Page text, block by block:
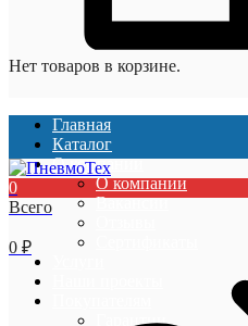
Нет товаров в корзине.
Главная
Каталог
О компании
О компании
Вакансии
Гарантии
0
Всего
0 ₽